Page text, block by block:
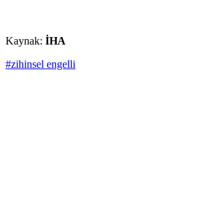
Kaynak: İHA
#zihinsel engelli